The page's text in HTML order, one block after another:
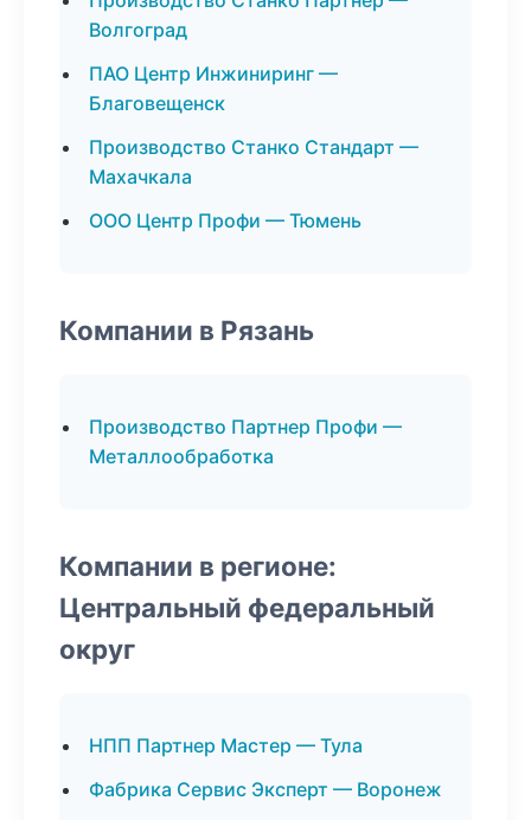
Волгоград
ПАО Центр Инжиниринг —
Благовещенск
Производство Станко Стандарт —
Махачкала
ООО Центр Профи — Тюмень
Компании в Рязань
Производство Партнер Профи —
Металлообработка
Компании в регионе:
Центральный федеральный
округ
НПП Партнер Мастер — Тула
Фабрика Сервис Эксперт — Воронеж